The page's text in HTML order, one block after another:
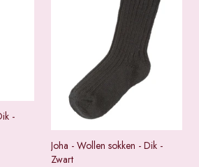
-
Joha - Wollen sokken - Dik -
Zwart